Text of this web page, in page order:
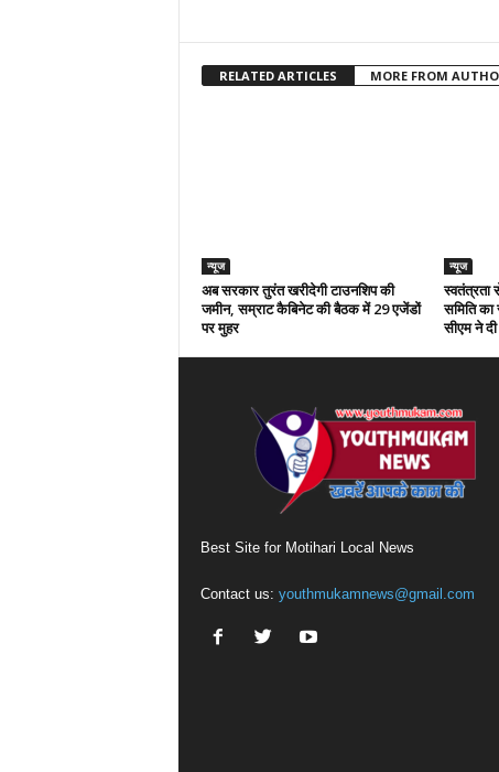
RELATED ARTICLES MORE FROM
न्यूज
अब सरकार तुरंत खरीदेगी टाउनशिप की
जमीन, सम्राट कैबिनेट की बैठक में 29 एजेंडों
पर मुहर
न्यूज
स्वतंत्रता
समिति का
सीएम ने
Best Site for Motihari Local News
Contact us: youthmukamnews@gmail.com